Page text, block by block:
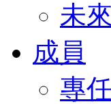
未
成員
專